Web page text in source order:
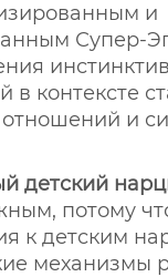
и
Супер-
в контексте
отношений и
детский
потому
к детским
механизмы